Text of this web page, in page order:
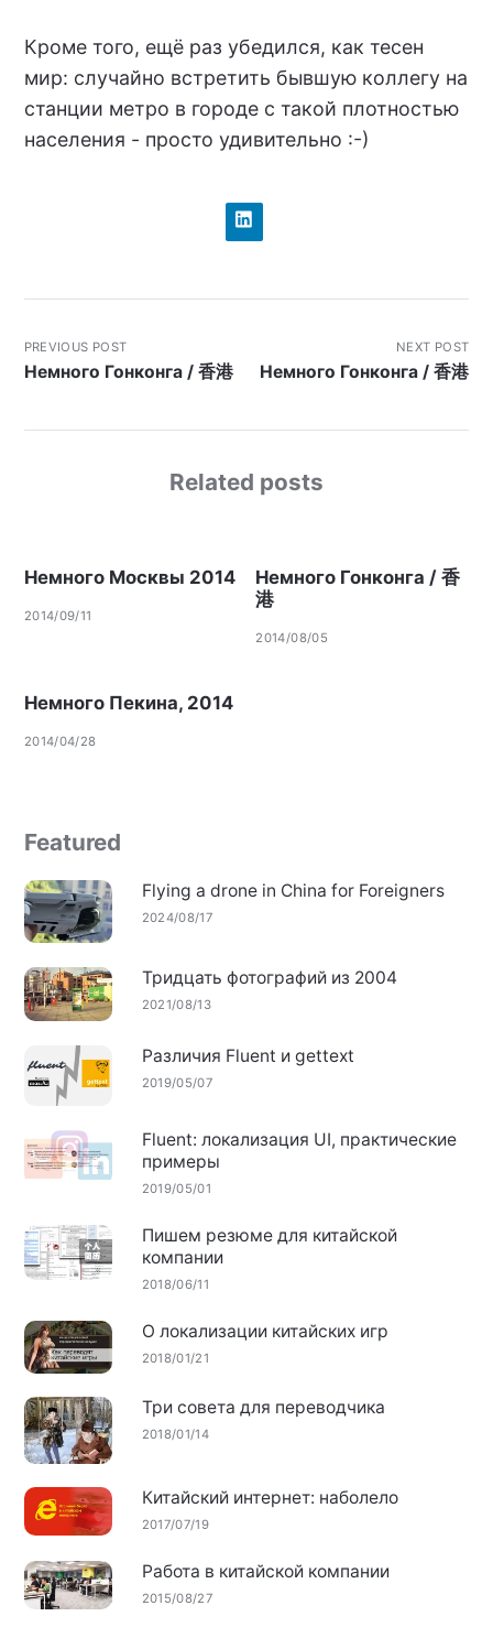
Кроме того, ещё раз убедился, как тесен
мир: случайно встретить бывшую коллегу на
станции метро в городе с такой плотностью
населения - просто удивительно :-)
PREVIOUS POST
Немного Гонконга / 香港
NEXT POST
Немного Гонконга / 香港
Related posts
Немного Москвы 2014
2014/09/11
Немного Гонконга / 香
港
2014/08/05
Немного Пекина, 2014
2014/04/28
Featured
Flying a drone in China for Foreigners
2024/08/17
Тридцать фотографий из 2004
2021/08/13
Различия Fluent и gettext
2019/05/07
Fluent: локализация UI, практические
примеры
2019/05/01
Пишем резюме для китайской
компании
2018/06/11
О локализации китайских игр
2018/01/21
Три совета для переводчика
2018/01/14
Китайский интернет: наболело
2017/07/19
Работа в китайской компании
2015/08/27